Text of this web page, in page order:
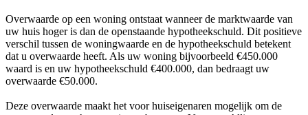
Overwaarde op een woning ontstaat wanneer de marktwaarde van
uw huis hoger is dan de openstaande hypotheekschuld. Dit positieve
verschil tussen de woningwaarde en de hypotheekschuld betekent
dat u overwaarde heeft. Als uw woning bijvoorbeeld €450.000
waard is en uw hypotheekschuld €400.000, dan bedraagt uw
overwaarde €50.000.
Deze overwaarde maakt het voor huiseigenaren mogelijk om de